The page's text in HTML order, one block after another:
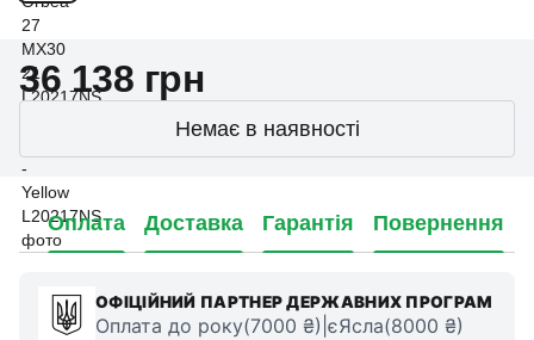
36 138 грн
Немає в наявності
Оплата Доставка Гарантія Повернення
ОФІЦІЙНИЙ ПАРТНЕР ДЕРЖАВНИХ ПРОГРАМ
Оплата до року(7000 ₴)|єЯсла(8000 ₴)